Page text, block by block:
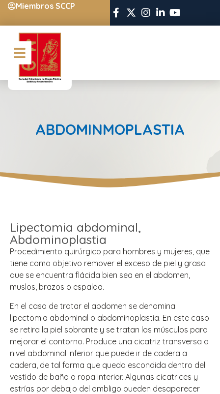
Miembros SCCP
ABDOMINMOPLASTIA
Lipectomia abdominal,
Abdominoplastia
Procedimiento quirúrgico para hombres y mujeres, que
tiene como objetivo remover el exceso de piel y grasa
que se encuentra flácida bien sea en el abdomen,
muslos, brazos o espalda.
En el caso de tratar el abdomen se denomina
lipectomia abdominal o abdominoplastia. En este caso
se retira la piel sobrante y se tratan los músculos para
mejorar el contorno. Produce una cicatriz transversa a
nivel abdominal inferior que puede ir de cadera a
cadera, de tal forma que queda escondida dentro del
vestido de baño o ropa interior. Algunas cicatrices y
estrías por debajo del ombligo pueden desaparecer